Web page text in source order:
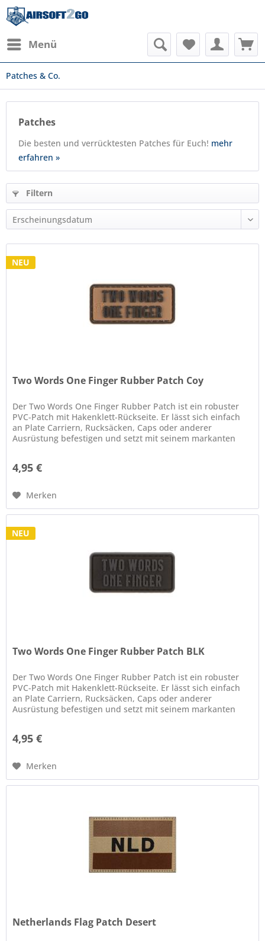
Menü
Patches & Co.
Patches
Die besten und verrücktesten Patches für Euch! mehr
erfahren »
Filtern
NEU
Two Words One Finger Rubber Patch Coy
Der Two Words One Finger Rubber Patch ist ein robuster
PVC-Patch mit Hakenklett-Rückseite. Er lässt sich einfach
an Plate Carriern, Rucksäcken, Caps oder anderer
Ausrüstung befestigen und setzt mit seinem markanten
4,95 €
Merken
NEU
Two Words One Finger Rubber Patch BLK
Der Two Words One Finger Rubber Patch ist ein robuster
PVC-Patch mit Hakenklett-Rückseite. Er lässt sich einfach
an Plate Carriern, Rucksäcken, Caps oder anderer
Ausrüstung befestigen und setzt mit seinem markanten
4,95 €
Merken
Netherlands Flag Patch Desert